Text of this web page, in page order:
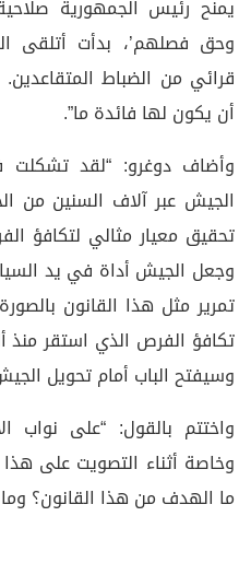
يمنح رئيس الجمهورية
وحق فصلهم’، بدأت أتلقى
قرائي من الضباط
أن يكون لها فائدة ما”.
وأضاف دوغرو: “لقد تشكلت
الجيش عبر آلاف السنين من
تحقيق معيار مثالي لتكافؤ
وجعل الجيش أداة في يد
تمرير مثل هذا القانون
تكافؤ الفرص الذي استقر منذ
وسيفتح الباب أمام تحويل
واختتم بالقول: “على نواب
وخاصة أثناء التصويت على
ما الهدف من هذا القانون؟